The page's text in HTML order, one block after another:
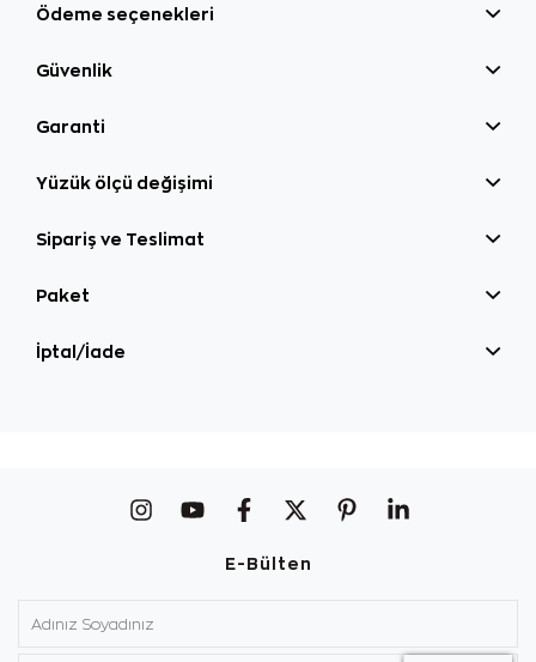
Ödeme seçenekleri
Güvenlik
Garanti
Yüzük ölçü değişimi
Sipariş ve Teslimat
Paket
İptal/İade
E-Bülten